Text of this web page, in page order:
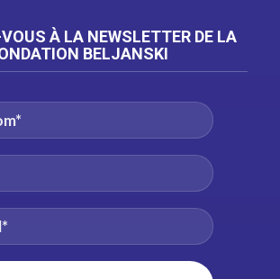
À LA NEWSLETTER DE LA
BELJANSKI